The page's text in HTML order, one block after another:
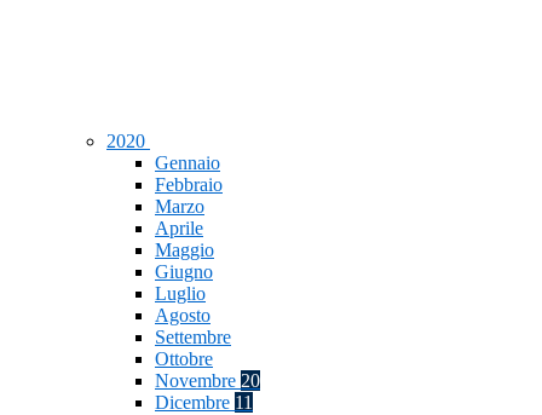
2020
Gennaio
Febbraio
Marzo
Aprile
Maggio
Giugno
Luglio
Agosto
Settembre
Ottobre
Novembre 20
Dicembre 11